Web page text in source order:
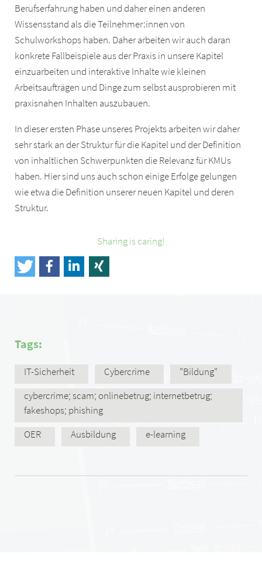
Berufserfahrung haben und daher einen anderen
Wissensstand als die Teilnehmer:innen von
Schulworkshops haben. Daher arbeiten wir auch daran
konkrete Fallbeispiele aus der Praxis in unsere Kapitel
einzuarbeiten und interaktive Inhalte wie kleinen
Arbeitsaufträgen und Dinge zum selbst ausprobieren mit
praxisnahen Inhalten auszubauen.
In dieser ersten Phase unseres Projekts arbeiten wir daher
sehr stark an der Struktur für die Kapitel und der Definition
von inhaltlichen Schwerpunkten die Relevanz für KMUs
haben. Hier sind uns auch schon einige Erfolge gelungen
wie etwa die Definition unserer neuen Kapitel und deren
Struktur.
Sharing is caring!
Tags:
IT-Sicherheit Cybercrime
"Bildung"
cybercrime; scam; onlinebetrug; internetbetrug;
fakeshops; phishing
OER
Ausbildung e-learning